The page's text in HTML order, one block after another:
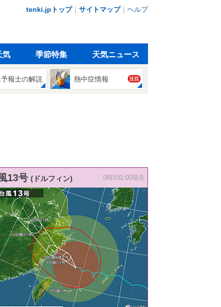
tenki.jpトップ｜ サイトマップ｜ ヘルプ
気 季節特集 天気ニュース
報士の解説 熱中症情報 注目
13号 (ドルフィン) 09日01:00現在